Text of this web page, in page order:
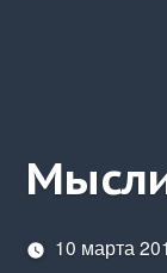
10 марта